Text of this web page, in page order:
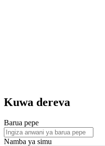
Kuwa dereva
Barua pepe
Namba ya simu